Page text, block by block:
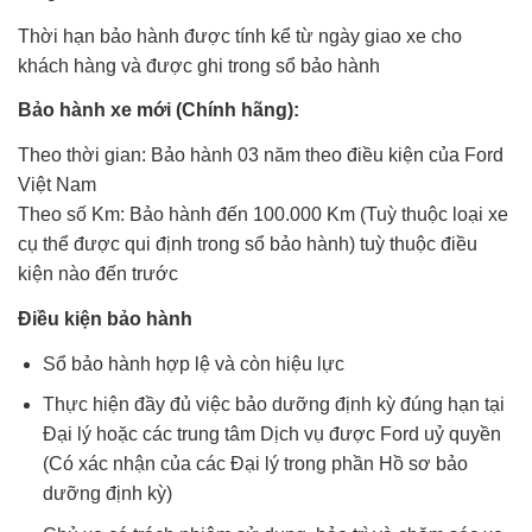
Thời hạn bảo hành được tính kể từ ngày giao xe cho
khách hàng và được ghi trong sổ bảo hành
Bảo hành xe mới (Chính hãng):
Theo thời gian: Bảo hành 03 năm theo điều kiện của Ford
Việt Nam
Theo số Km: Bảo hành đến 100.000 Km (Tuỳ thuộc loại xe
cụ thể được qui định trong sổ bảo hành) tuỳ thuộc điều
kiện nào đến trước
Điều kiện bảo hành
Sổ bảo hành hợp lệ và còn hiệu lực
Thực hiện đầy đủ việc bảo dưỡng định kỳ đúng hạn tại
Đại lý hoặc các trung tâm Dịch vụ được Ford uỷ quyền
(Có xác nhận của các Đại lý trong phần Hồ sơ bảo
dưỡng định kỳ)